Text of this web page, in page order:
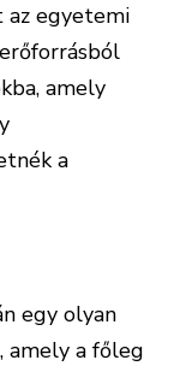
az egyetemi
amely
a
egy olyan
a főleg